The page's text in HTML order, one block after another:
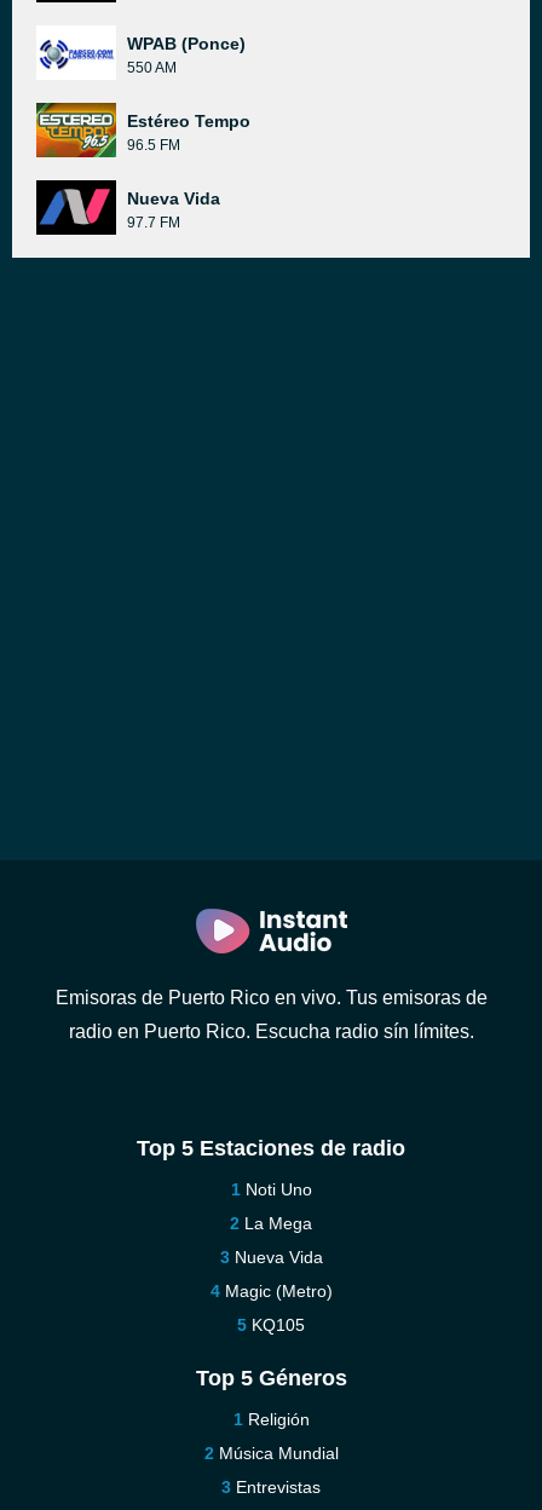
WPAB (Ponce)
550 AM
Estéreo Tempo
96.5 FM
Nueva Vida
97.7 FM
Emisoras de Puerto Rico en vivo. Tus emisoras de
radio en Puerto Rico. Escucha radio sín límites.
Top 5 Estaciones de radio
Noti Uno
La Mega
Nueva Vida
Magic (Metro)
KQ105
Top 5 Géneros
Religión
Música Mundial
Entrevistas